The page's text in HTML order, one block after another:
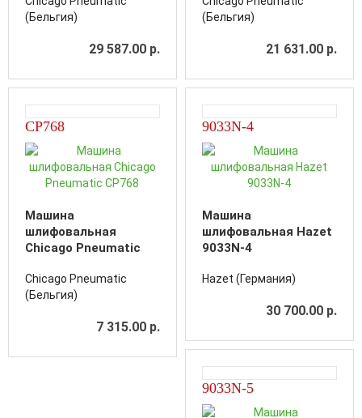
(Бельгия)
29 587.00 р.
(Бельгия)
21 631.00 р.
CP768
Машина
шлифовальная
Chicago Pneumatic
Chicago Pneumatic
(Бельгия)
7 315.00 р.
9033N-4
Машина
шлифовальная Hazet
9033N-4
Hazet (Германия)
30 700.00 р.
9033N-5